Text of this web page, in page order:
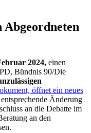
Abgeordneten
2024, einen
Bündnis 90/Die
öffnet ein neues
Änderung
an die Debatte im
an den